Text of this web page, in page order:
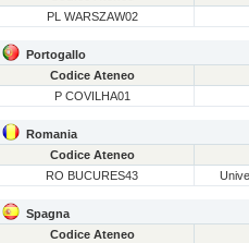
PL WARSZAW02
Portogallo
Codice Ateneo
P COVILHA01
Romania
Codice Ateneo
RO BUCURES43
Spagna
Codice Ateneo